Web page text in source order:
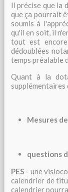
Il précise que la
que ça pourrait
soumis à
qu'il en soit, il
tout est
dédoublées
temps préalable
Quant à la
supplémentaires
Mesures
questions
PES - une
calendrier de
calendrier